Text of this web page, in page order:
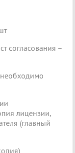
согласования –
лицензии,
(главный